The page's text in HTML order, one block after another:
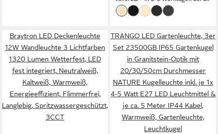
Braytron LED Deckenleuchte
12W Wandleuchte 3 Lichtfarben
1320 Lumen Wetterfest, LED
fest integriert, Neutralweiß,
Kaltweiß, Warmweiß,
Energieeffizient, Flimmerfrei,
Langlebig, Spritzwassergeschützt,
3CCT
TRANGO LED Gartenleuchte, 3er
Set 23500GB IP65 Gartenkugel
in Granitstein-Optik mit
20/30/50cm Durchmesser
NATURE Kugelleuchte inkl. je 1x
4-5 Watt E27 LED Leuchtmittel &
je ca. 5 Meter IP44 Kabel,
Warmweiß, Gartenleuchte,
Leuchtkugel